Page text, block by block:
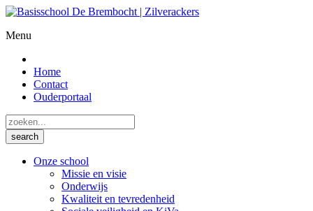
Menu
Home
Contact
Ouderportaal
Onze school
Missie en visie
Onderwijs
Kwaliteit en tevredenheid